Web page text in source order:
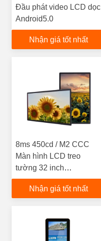
Đầu phát video LCD dọc
Android5.0
Nhận giá tốt nhất
8ms 450cd / M2 CCC
Màn hình LCD treo
tường 32 inch
1920x1080
Nhận giá tốt nhất